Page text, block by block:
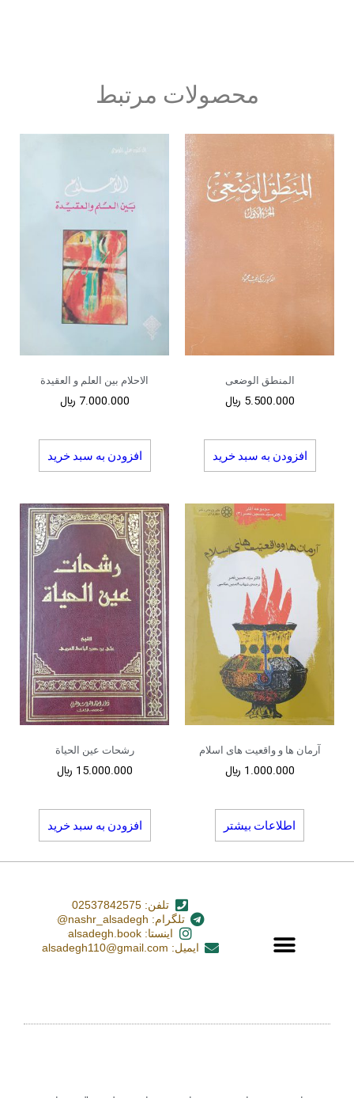
محصولات مرتبط
المنطق الوضعی
5.500.000 ﷼
افزودن به سبد خرید
الاحلام بین العلم و العقیدة
7.000.000 ﷼
افزودن به سبد خرید
آرمان ها و واقعیت های اسلام
1.000.000 ﷼
اطلاعات بیشتر
رشحات عین الحیاة
15.000.000 ﷼
افزودن به سبد خرید
تلفن: 02537842575
تلگرام: nashr_alsadegh@
اینستا: alsadegh.book
ایمیل: alsadegh110@gmail.com